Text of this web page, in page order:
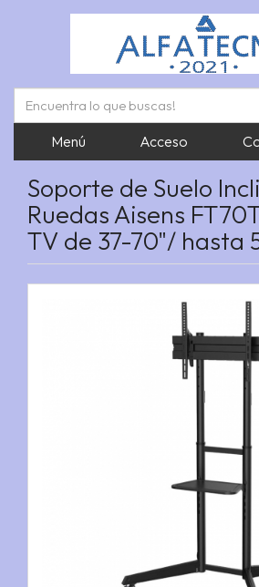
Menú Acceso
Soporte de Suelo
Ruedas Aisens
TV de 37-70"/ hasta